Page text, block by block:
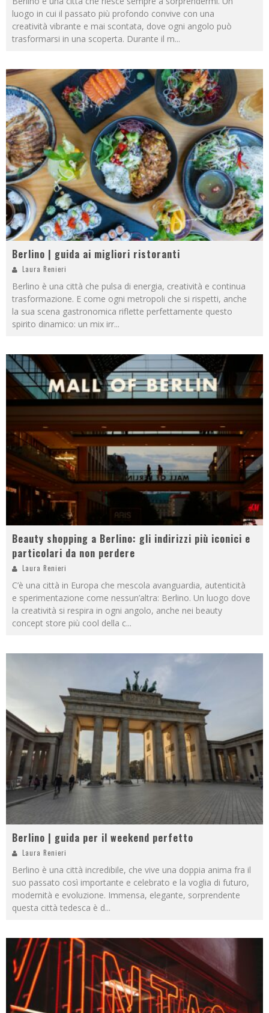
luogo in cui il passato più profondo convive con una
creatività vibrante e mai scontata, dove ogni angolo può
trasformarsi in una scoperta. Durante il m...
Berlino | guida ai migliori ristoranti
Laura Renieri
Berlino è una città che pulsa di energia, creatività e continua
trasformazione. E come ogni metropoli che si rispetti, anche
la sua scena gastronomica riflette perfettamente questo
spirito dinamico: un mix irr...
Beauty shopping a Berlino: gli indirizzi più iconici e
particolari da non perdere
Laura Renieri
C’è una città in Europa che mescola avanguardia, autenticità
e sperimentazione come nessun’altra: Berlino. Un luogo dove
la creatività si respira in ogni angolo, anche nei beauty
concept store più cool della c...
Berlino | guida per il weekend perfetto
Laura Renieri
Berlino è una città incredibile, che vive una doppia anima fra il
suo passato così importante e celebrato e la voglia di futuro,
modernità e evoluzione. Immensa, elegante, sorprendente
questa città tedesca è d...